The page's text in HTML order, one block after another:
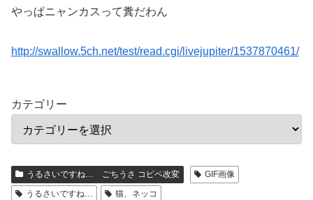
やっぱニャンカスって糞だわん
http://swallow.5ch.net/test/read.cgi/livejupiter/1537870461/
カテゴリー
うるさいですね… ごちうさ コピペ改変
GIF画像
うるさいですね…
猫、ネッコ